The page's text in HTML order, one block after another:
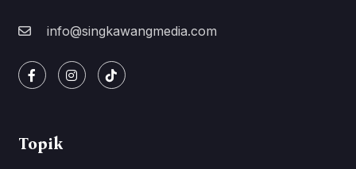
info@singkawangmedia.com
Topik